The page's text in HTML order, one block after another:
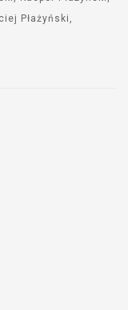
Płażyński